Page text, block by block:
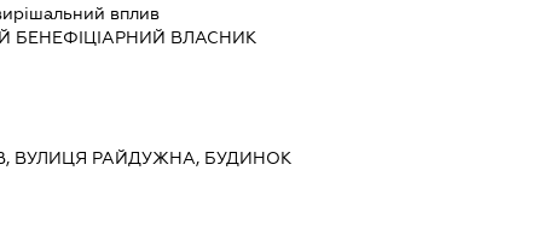
вплив
БЕНЕФІЦІАРНИЙ ВЛАСНИК
ВУЛИЦЯ РАЙДУЖНА, БУДИНОК